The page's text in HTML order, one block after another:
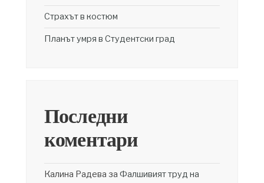
Страхът в костюм
Планът умря в Студентски град
Последни
коментари
Калина Радева за Фалшивият труд на